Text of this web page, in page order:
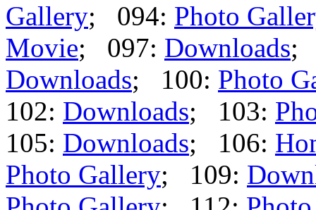
Gallery; 094: Photo
Movie; 097: Downloads;
Downloads; 100: Photo
102: Downloads; 103:
105: Downloads; 106:
Photo Gallery; 109: